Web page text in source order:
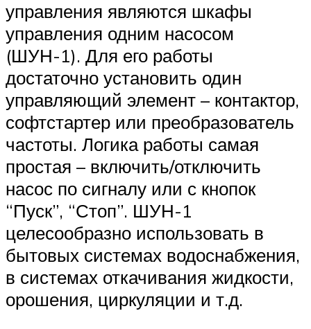
управления являются шкафы
управления одним насосом
(ШУН-1). Для его работы
достаточно установить один
управляющий элемент – контактор,
софтстартер или преобразователь
частоты. Логика работы самая
простая – включить/отключить
насос по сигналу или с кнопок
“Пуск”, “Стоп”. ШУН-1
целесообразно использовать в
бытовых системах водоснабжения,
в системах откачивания жидкости,
орошения, циркуляции и т.д.